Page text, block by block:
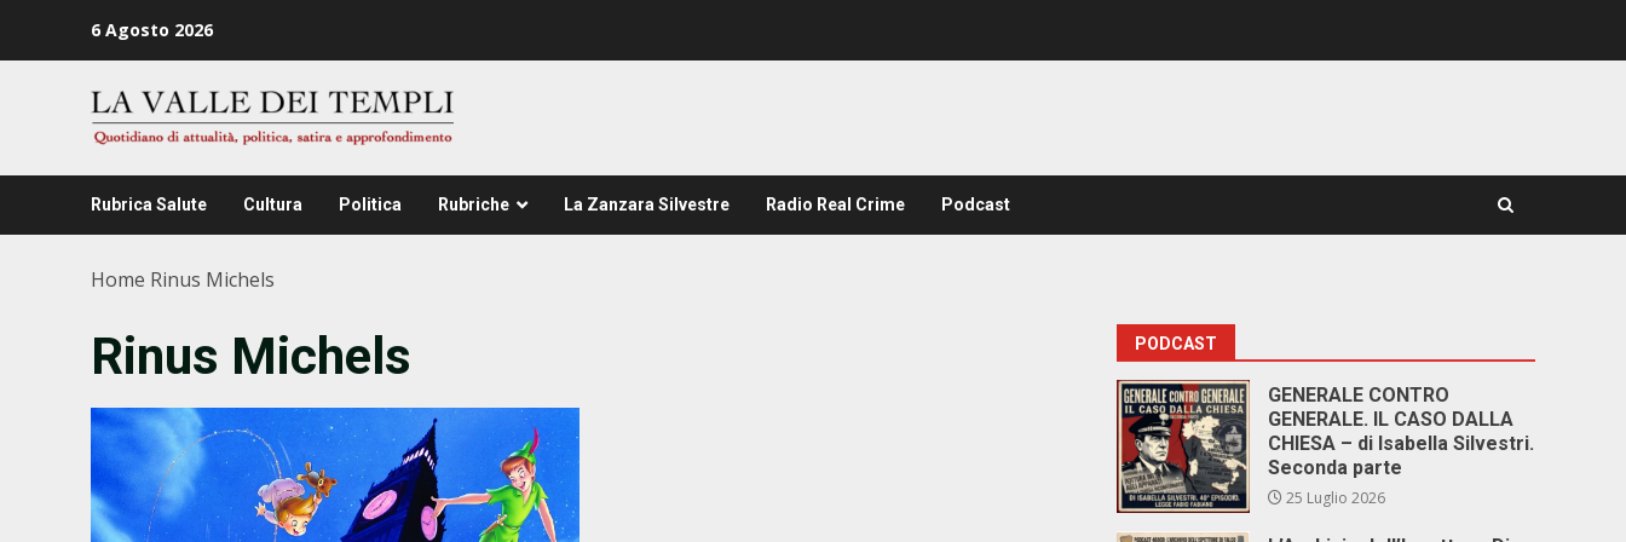
6 Agosto 2026
Rubrica Salute Cultura Politica Rubriche La Zanzara Silvestre Radio Real Crime Podcast
Home Rinus Michels
Rinus Michels PODCAST
GENERALE CONTRO
GENERALE. IL CASO DALLA
CHIESA – di Isabella Silvestri.
Seconda parte
25 Luglio 2026